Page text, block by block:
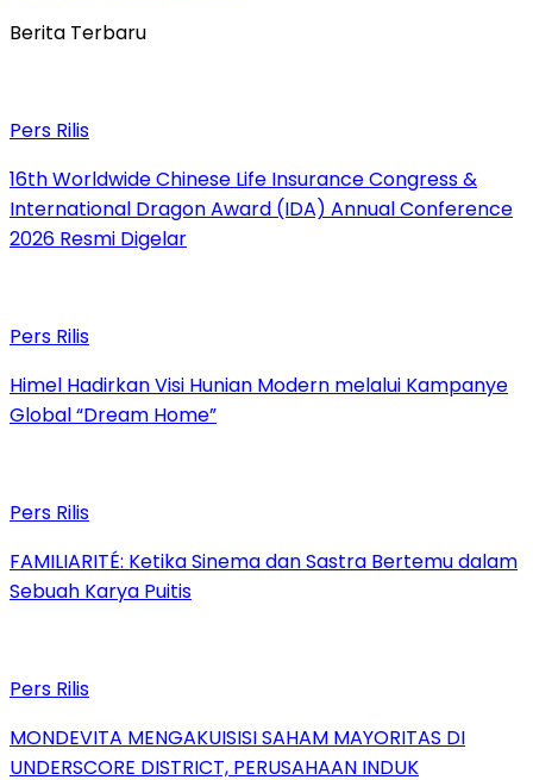
Berita Terbaru
Pers Rilis
16th Worldwide Chinese Life Insurance Congress &
International Dragon Award (IDA) Annual Conference
2026 Resmi Digelar
Pers Rilis
Himel Hadirkan Visi Hunian Modern melalui Kampanye
Global “Dream Home”
Pers Rilis
FAMILIARITÉ: Ketika Sinema dan Sastra Bertemu dalam
Sebuah Karya Puitis
Pers Rilis
MONDEVITA MENGAKUISISI SAHAM MAYORITAS DI
UNDERSCORE DISTRICT, PERUSAHAAN INDUK